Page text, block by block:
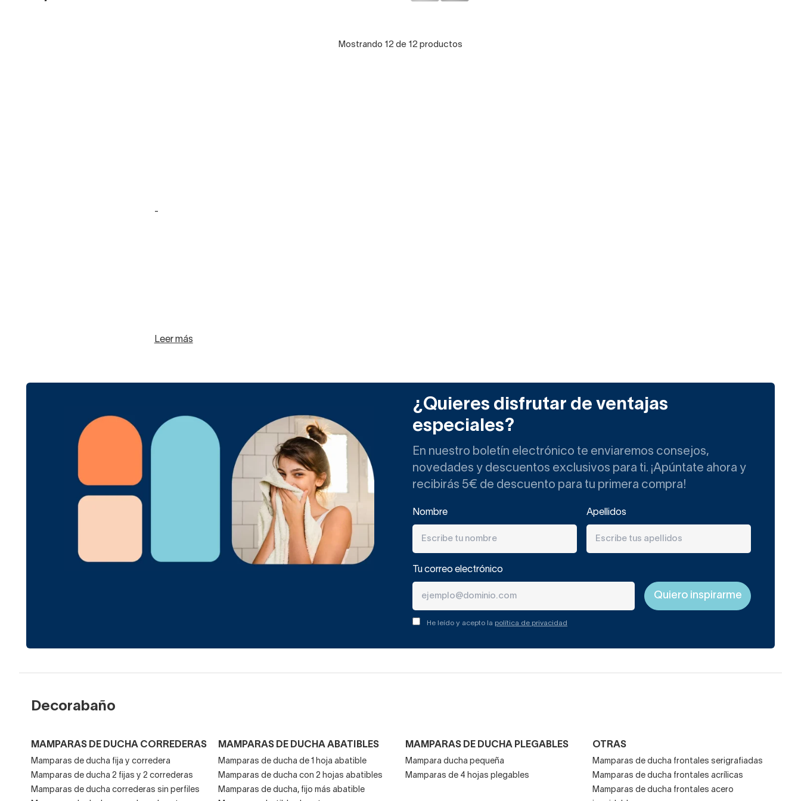
Mostrando 12 de 12 productos
-
Leer más
¿Quieres disfrutar de ventajas
especiales?
En nuestro boletín electrónico te enviaremos consejos,
novedades y descuentos exclusivos para ti. ¡Apúntate ahora y
recibirás 5€ de descuento para tu primera compra!
Nombre Apellidos
Tu correo electrónico
He leído y acepto la política de privacidad
Decorabaño
MAMPARAS DE DUCHA CORREDERAS
Mamparas de ducha fija y corredera
Mamparas de ducha 2 fijas y 2 correderas
Mamparas de ducha correderas sin perfiles
MAMPARAS DE DUCHA ABATIBLES
Mamparas de ducha de 1 hoja abatible
Mamparas de ducha con 2 hojas abatibles
Mamparas de ducha, fijo más abatible
MAMPARAS DE DUCHA PLEGABLES
Mampara ducha pequeña
Mamparas de 4 hojas plegables
OTRAS
Mamparas de ducha frontales serigrafiadas
Mamparas de ducha frontales acrílicas
Mamparas de ducha frontales acero